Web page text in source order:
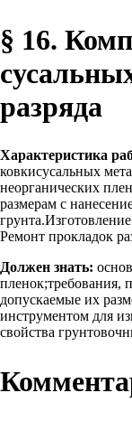
§ 16.
разряда
Характеристика
ковкисусальных
неорганических
размерам с
Ремонт прокладок
Должен знать:
пленок;требования,
допускаемые их
инструментом для
свойства